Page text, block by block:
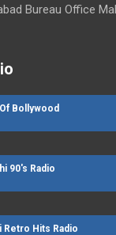
Bureau Office
Bollywood
90's Radio
Retro Hits Radio